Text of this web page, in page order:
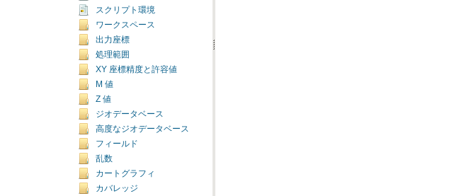
スクリプト環境
ワークスペース
出力座標
処理範囲
XY 座標精度と許容値
M 値
Z 値
ジオデータベース
高度なジオデータベース
フィールド
乱数
カートグラフィ
カバレッジ